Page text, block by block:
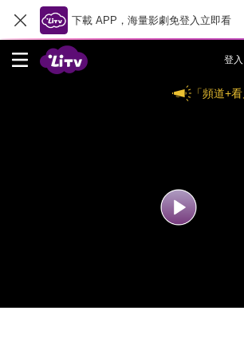
下載 APP，海量影劇免登入立即看
登
「頻道+